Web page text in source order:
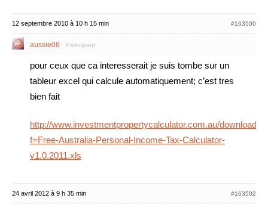
12 septembre 2010 à 10 h 15 min #163500
aussie06 Participant
pour ceux que ca interesserait je suis tombe sur un
tableur excel qui calcule automatiquement; c’est tres
bien fait
http://www.investmentpropertycalculator.com.au/
f=Free-Australia-Personal-Income-Tax-Calculator-
v1.0.2011.xls
24 avril 2012 à 9 h 35 min #163502